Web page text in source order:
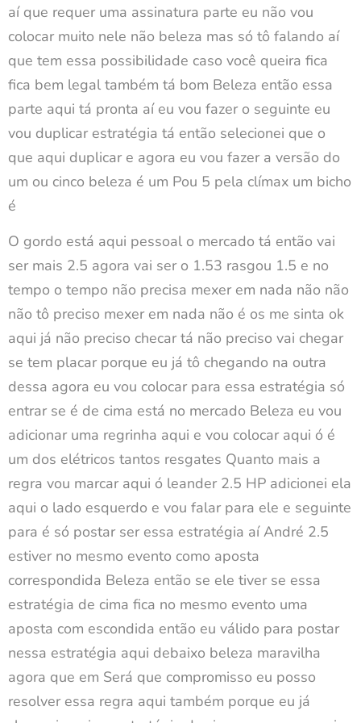
aí que requer uma assinatura parte eu não vou
colocar muito nele não beleza mas só tô falando aí
que tem essa possibilidade caso você queira fica
fica bem legal também tá bom Beleza então essa
parte aqui tá pronta aí eu vou fazer o seguinte eu
vou duplicar estratégia tá então selecionei que o
que aqui duplicar e agora eu vou fazer a versão do
um ou cinco beleza é um Pou 5 pela clímax um bicho
é
O gordo está aqui pessoal o mercado tá então vai
ser mais 2.5 agora vai ser o 1.53 rasgou 1.5 e no
tempo o tempo não precisa mexer em nada não não
não tô preciso mexer em nada não é os me sinta ok
aqui já não preciso checar tá não preciso vai chegar
se tem placar porque eu já tô chegando na outra
dessa agora eu vou colocar para essa estratégia só
entrar se é de cima está no mercado Beleza eu vou
adicionar uma regrinha aqui e vou colocar aqui ó é
um dos elétricos tantos resgates Quanto mais a
regra vou marcar aqui ó leander 2.5 HP adicionei ela
aqui o lado esquerdo e vou falar para ele e seguinte
para é só postar ser essa estratégia aí André 2.5
estiver no mesmo evento como aposta
correspondida Beleza então se ele tiver se essa
estratégia de cima fica no mesmo evento uma
aposta com escondida então eu válido para postar
nessa estratégia aqui debaixo beleza maravilha
agora que em Será que compromisso eu posso
resolver essa regra aqui também porque eu já